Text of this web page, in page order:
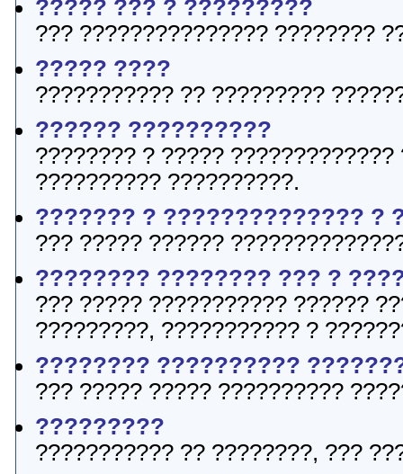
????? ??? ? ?????????
??? ??????????????? ????????
????? ????
??????????? ?? ?????????
?????? ??????????
???????? ? ?????
?????????? ??????????.
??????? ? ?????????????? ?
??? ????? ??????
???????? ???????? ??? ?
??? ????? ??????????? ??????
?????????, ??????????? ?
???????? ??????????
??? ????? ????? ??????????
?????????
??????????? ?? ????????, ???